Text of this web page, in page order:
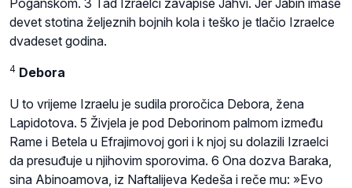
devet stotina željeznih bojnih kola i teško je tlačio Izraelce
dvadeset godina.
4 Debora
U to vrijeme Izraelu je sudila proročica Debora, žena
Lapidotova. 5 Živjela je pod Deborinom palmom između
Rame i Betela u Efrajimovoj gori i k njoj su dolazili Izraelci
da presuđuje u njihovim sporovima. 6 Ona dozva Baraka,
sina Abinoamova, iz Naftalijeva Kedeša i reče mu: »Evo